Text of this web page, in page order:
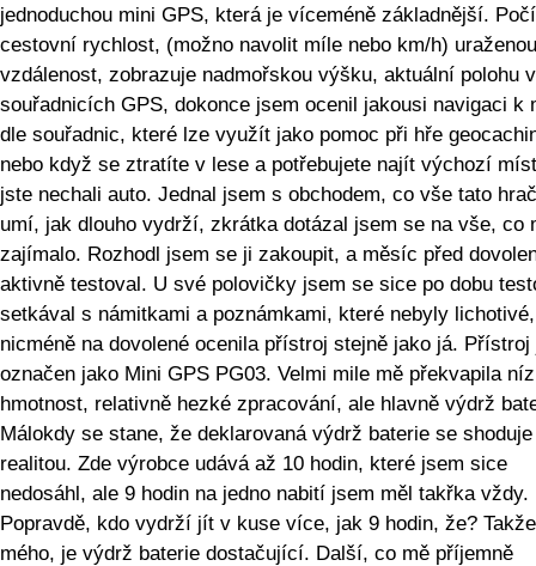
jednoduchou mini GPS, která je víceméně základnější.
cestovní rychlost, (možno navolit míle nebo km/h) uraženou
vzdálenost, zobrazuje nadmořskou výšku, aktuální polohu v
souřadnicích GPS, dokonce jsem ocenil jakousi navigaci k
dle souřadnic, které lze využít jako pomoc při hře
nebo když se ztratíte v lese a potřebujete najít výchozí
jste nechali auto. Jednal jsem s obchodem, co vše tato
umí, jak dlouho vydrží, zkrátka dotázal jsem se na vše, co
zajímalo. Rozhodl jsem se ji zakoupit, a měsíc před
aktivně testoval. U své polovičky jsem se sice po dobu
setkával s námitkami a poznámkami, které nebyly lichotivé,
nicméně na dovolené ocenila přístroj stejně jako já. Přístroj
označen jako Mini GPS PG03. Velmi mile mě překvapila
hmotnost, relativně hezké zpracování, ale hlavně výdrž
Málokdy se stane, že deklarovaná výdrž baterie se
realitou. Zde výrobce udává až 10 hodin, které jsem sice
nedosáhl, ale 9 hodin na jedno nabití jsem měl takřka vždy.
Popravdě, kdo vydrží jít v kuse více, jak 9 hodin, že?
mého, je výdrž baterie dostačující. Další, co mě příjemně